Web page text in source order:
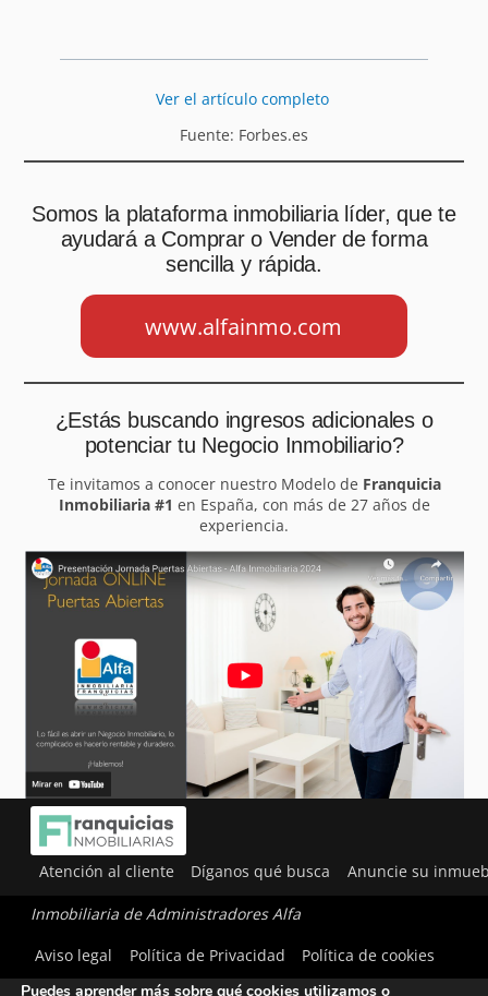
Ver el artículo completo
Fuente: Forbes.es
Somos la plataforma inmobiliaria líder, que te
ayudará a Comprar o Vender de forma
sencilla y rápida.
www.alfainmo.com
¿Estás buscando ingresos adicionales o
potenciar tu Negocio Inmobiliario?
Te invitamos a conocer nuestro Modelo de Franquicia
Inmobiliaria #1 en España, con más de 27 años de
experiencia.
Atención al cliente Díganos qué busca Anuncie su
Inmobiliaria de Administradores Alfa
Aviso legal
Política de Privacidad Política de cookies
Utilizamos cookies para ofrecerte la mejor experiencia en
nuestra web.
Puedes aprender más sobre qué cookies utilizamos o